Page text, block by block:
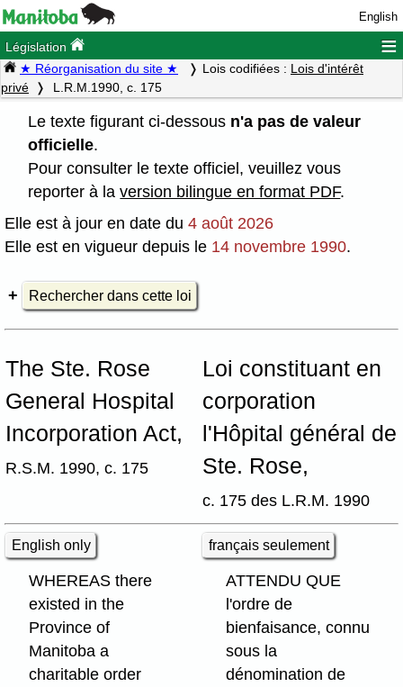
English
Législation ≡
★ Réorganisation du site ★ Lois codifiées : Lois d'intérêt
privé
L.R.M.1990, c. 175
Le texte figurant ci-dessous n'a pas de valeur
officielle.
Pour consulter le texte officiel, veuillez vous
reporter à laversion bilingue en format PDF.
Elle est à jour en date du 4 août 2026
Elle est en vigueur depuis le 14 novembre 1990.
Rechercher dans cette loi
The Ste. Rose
General Hospital
Incorporation Act,
R.S.M. 1990, c. 175
Loi constituant en
corporation
l'Hôpital général de
Ste. Rose,
c. 175 des L.R.M. 1990
English only français seulement
WHEREAS there
existed in the
Province of
Manitoba a
charitable order
ATTENDU QUE
l'ordre de
bienfaisance, connu
sous la
dénomination de